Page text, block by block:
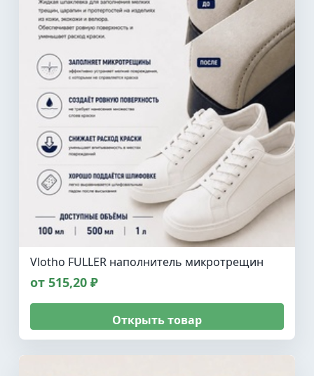
Vlotho FULLER наполнитель микротрещин
от 515,20 ₽
Открыть товар